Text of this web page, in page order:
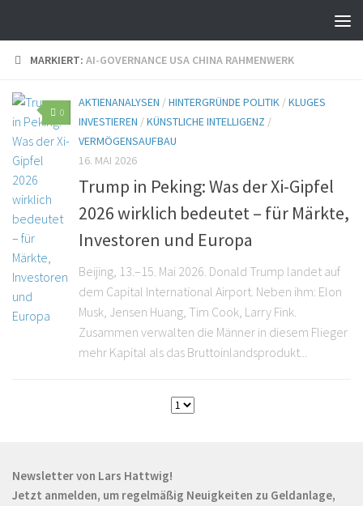
MARKIERT: AI-GOVERNANCE USA CHINA RAHMENWERK
0
AKTIENANALYSEN /HINTERGRÜNDE POLITIK /KLUGES
INVESTIEREN /KÜNSTLICHE INTELLIGENZ /
VERMÖGENSAUFBAU
16. MAI 2026
Trump in Peking: Was der Xi-Gipfel
2026 wirklich bedeutet – für Märkte,
Investoren und Europa
Beijing, 13.–15. Mai 2026. Donald Trump landet auf
dem Capital International Airport. Neben ihm: Elon
Musk, Jensen Huang, Tim Cook, Larry Fink.
Zusammen verwalten die Männer in diesem Flieger
mehr Kapital als das Bruttoinlandsprodukt...
Newsletter von Lars Hattwig!
Jetzt anmelden, um regelmäßig Neuigkeiten zu Geldanlage,